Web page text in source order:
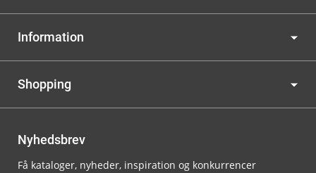
Information
Shopping
Nyhedsbrev
Få kataloger, nyheder, inspiration og konkurrencer